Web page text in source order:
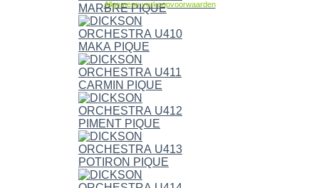
Allgemene verkoopvoorwaarden